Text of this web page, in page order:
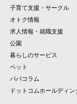
子育て支援・サークル
オトク情報
求人情報・就職支援
公園
暮らしのサービス
ペット
パパコラム
ドットコムホールディ